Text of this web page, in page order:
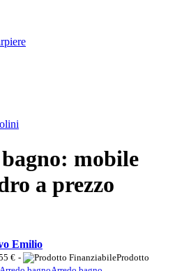
mobile
a prezzo
Emilio
€ -
Prodotto